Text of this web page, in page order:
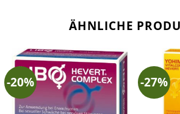
ÄHNLICHE
-20% -27%